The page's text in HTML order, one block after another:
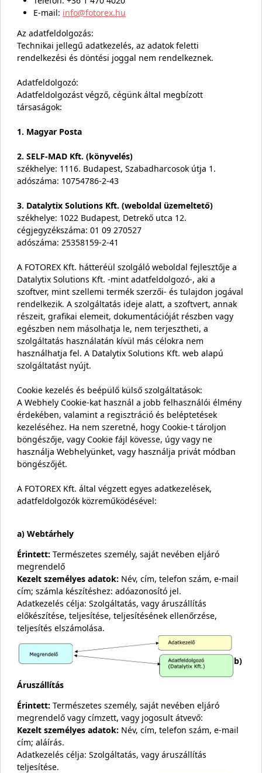
E-mail: info@fotorex.hu
Az adatfeldolgozás:
Technikai jellegű adatkezelés, az adatok feletti
rendelkezési és döntési joggal nem rendelkeznek.
Adatfeldolgozó:
Adatfeldolgozást végző, cégünk által megbízott
társaságok:
1. Magyar Posta
2. SELF-MAD Kft. (könyvelés)
székhelye: 1116. Budapest, Szabadharcosok útja 1.
adószáma: 10754786-2-43
3. Datalytix Solutions Kft. (weboldal üzemeltető)
székhelye: 1022 Budapest, Detrekő utca 12.
cégjegyzékszáma: 01 09 270527
adószáma: 25358159-2-41
A FOTOREX Kft. hátteréül szolgáló weboldal fejlesztője a
Datalytix Solutions Kft. -mint adatfeldolgozó-, aki a
szoftver, mint szellemi termék szerzői- és tulajdon jogával
rendelkezik. A szolgáltatás ideje alatt, a szoftvert, annak
részeit, grafikai elemeit, dokumentációját részben vagy
egészben nem másolhatja le, nem terjesztheti, a
szolgáltatás használatán kívül más célokra nem
használhatja fel. A Datalytix Solutions Kft. web alapú
szolgáltatást nyújt.
Cookie kezelés és beépülő külső szolgáltatások:
A Webhely Cookie-kat használ a jobb felhasználói élmény
érdekében, valamint a regisztráció és beléptetések
kezeléséhez. Ha nem szeretné, hogy Cookie-t tároljon
böngészője, vagy Cookie fájl kövesse, úgy vagy ne
használja Webhelyünket, vagy használja privát módban
böngészőjét.
A FOTOREX Kft. által végzett egyes adatkezelések,
adatfeldolgozók közreműködésével:
a) Webtárhely
Érintett: Természetes személy, saját nevében eljáró
megrendelő
Kezelt személyes adatok: Név, cím, telefon szám, e-mail
cím; számla készítéshez: adóazonosító jel.
Adatkezelés célja: Szolgáltatás, vagy áruszállítás
előkészítése, teljesítése, teljesítésének ellenőrzése,
teljesítés elszámolása.
b)
Áruszállítás
Érintett: Természetes személy, saját nevében eljáró
megrendelő vagy címzett, vagy jogosult átvevő:
Kezelt személyes adatok: Név, cím, telefon szám, e-mail
cím; aláírás.
Adatkezelés célja: Szolgáltatás, vagy áruszállítás
teljesítése.